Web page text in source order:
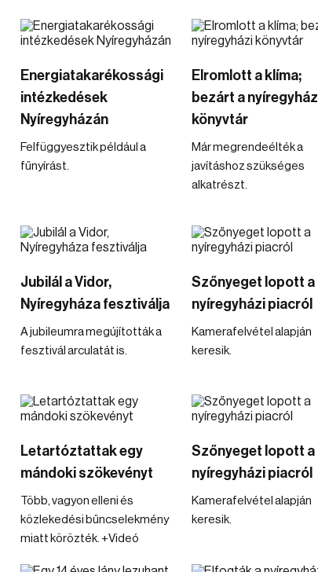
Energiatakarékossági
intézkedések
Nyíregyházán
Felfüggyesztik például a
fűnyírást.
Elromlott a klíma;
bezárt a
könyvtár
Már megrendeélték a
javításhoz szükséges
alkatrészt.
Jubilál a Vidor,
Nyíregyháza fesztiválja
A jubileumra megújították a
fesztivál arculatát is.
Szőnyeget lopott a
nyíregyházi piacról
Kamerafelvétel alapján
keresik.
Letartóztattak egy
mándoki szökevényt
Több, vagyon elleni és
közlekedési bűncselekmény
miatt körözték. +Videó
Szőnyeget lopott a
nyíregyházi piacról
Kamerafelvétel alapján
keresik.